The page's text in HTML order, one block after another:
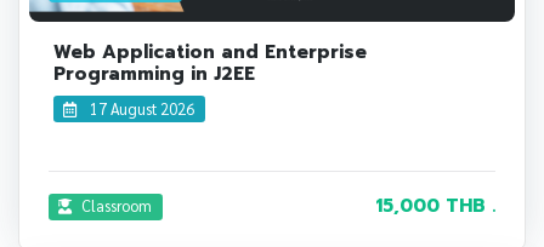
Web Application and Enterprise
Programming in J2EE
17 August 2026
Classroom 15,000 THB .